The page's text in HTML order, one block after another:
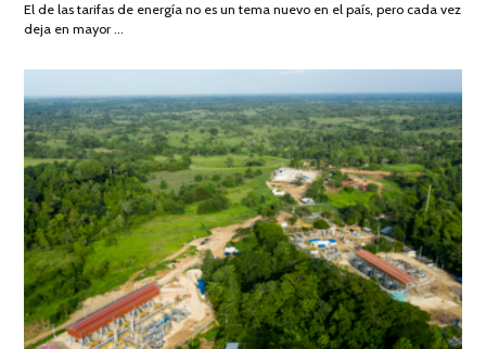
DE
El de las tarifas de energía no es un tema nuevo en el país, pero cada vez
deja en mayor …